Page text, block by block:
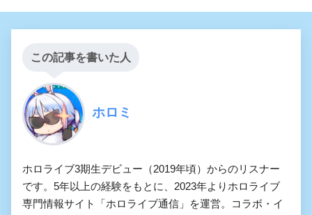
この記事を書いた人
ホロミ
ホロライブ3期生デビュー（2019年頃）からのリスナー
です。5年以上の経験をもとに、2023年よりホロライブ
専門情報サイト「ホロライブ通信」を運営。コラボ・イ